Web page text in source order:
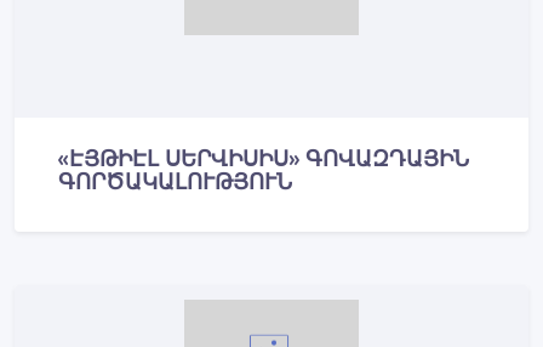
«ԷՅԹԻԷԼ ՍԵՐՎԻՍԻՍ» ԳՈՎԱԶԴԱՅԻՆ
ԳՈՐԾԱԿԱԼՈՒԹՅՈՒՆ